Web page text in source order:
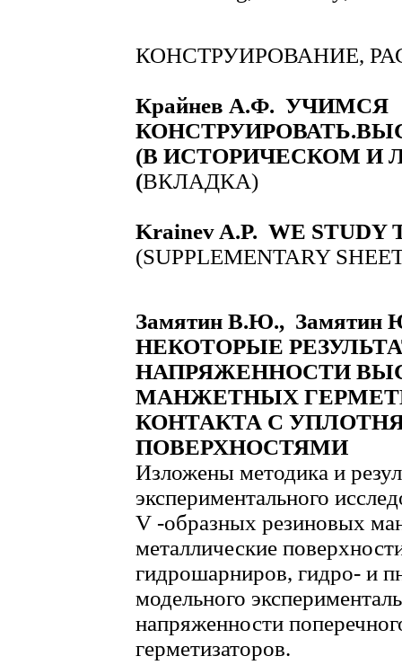
КОНСТРУИРОВАНИЕ,
Крайнев А.Ф. УЧИМСЯ
(В ИСТОРИЧЕСКОМ И
(ВКЛАДКА)
Krainev A.P. WE STUDY
(SUPPLEMENTARY
Замятин В.Ю., Замятин
НЕКОТОРЫЕ
НАПРЯЖЕННОСТИ
МАНЖЕТНЫХ
КОНТАКТА С
ПОВЕРХНОСТЯМИ
Изложены методика и
экспериментального
V -образных резиновых
металлические
гидрошарниров, гидро- и
модельного
напряженности
герметизаторов.